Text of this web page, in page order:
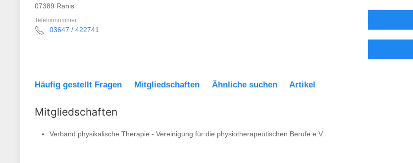
07389 Ranis
Telefonnummer
03647 / 422741
Häufig gestellt Fragen Mitgliedschaften Ähnliche suchen Artikel
Mitgliedschaften
Verband physikalische Therapie - Vereinigung für die physiotherapeutischen Berufe e.V.